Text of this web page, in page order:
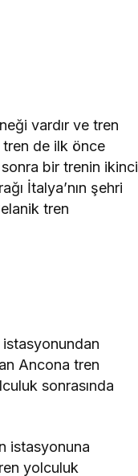
vardır ve tren
tren de ilk önce
bir trenin ikinci
İtalya’nın şehri
tren
Ancona tren
sonrasında
istasyonuna
yolculuk